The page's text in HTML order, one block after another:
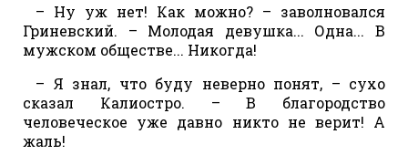
– Ну уж нет! Как можно? – заволновался
Гриневский. – Молодая девушка... Одна... В
мужском обществе... Никогда!
– Я знал, что буду неверно понят, – сухо
сказал Калиостро. – В благородство
человеческое уже давно никто не верит! А
жаль!